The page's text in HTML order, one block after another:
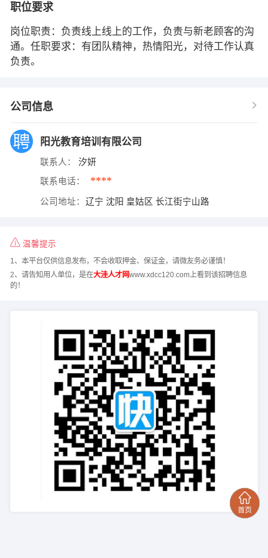
职位要求
岗位职责：负责线上线上的工作，负责与新老顾客的沟
通。任职要求：有团队精神，热情阳光，对待工作认真
负责。
公司信息
阳光教育培训有限公司
联系人： 汐妍
联系电话： ****
公司地址： 辽宁 沈阳 皇姑区 长江街宁山路
温馨提示
1、本平台仅供信息发布，不会收取押金、保证金，请微友务必谨慎！
2、请告知用人单位，是在大洼人才网www.xdcc120.com上看到该招聘信息
的！